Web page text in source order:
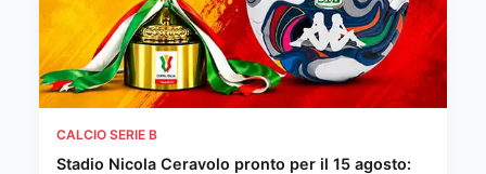
CALCIO SERIE B
Stadio Nicola Ceravolo pronto per il 15 agosto: